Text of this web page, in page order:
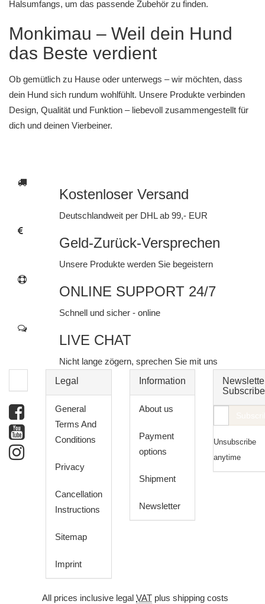
Halsumfangs, um das passende Zubehör zu finden.
Monkimau – Weil dein Hund
das Beste verdient
Ob gemütlich zu Hause oder unterwegs – wir möchten, dass
dein Hund sich rundum wohlfühlt. Unsere Produkte verbinden
Design, Qualität und Funktion – liebevoll zusammengestellt für
dich und deinen Vierbeiner.
Kostenloser Versand
Deutschlandweit per DHL ab 99,- EUR
Geld-Zurück-Versprechen
Unsere Produkte werden Sie begeistern
ONLINE SUPPORT 24/7
Schnell und sicher - online
LIVE CHAT
Nicht lange zögern, sprechen Sie mit uns
Legal
General
Terms And
Conditions
Privacy
Cancellation
Instructions
Sitemap
Imprint
Information
About us
Payment
options
Shipment
Newsletter
Subscribe
Mail
address
Unsubscribe
anytime
All prices inclusive legal VAT plus shipping costs